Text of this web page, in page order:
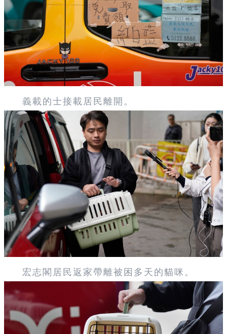
義載的士接載居民離開。
宏志閣居民返家帶離被困多天的貓咪。